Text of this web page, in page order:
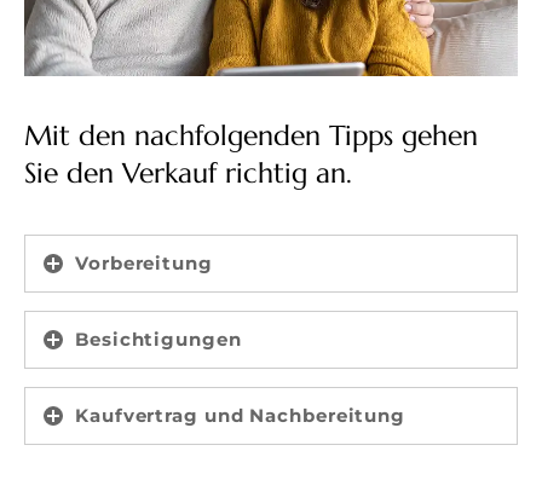
Mit den nachfolgenden Tipps gehen
Sie den Verkauf richtig an.
Vorbereitung
Besichtigungen
Kaufvertrag und Nachbereitung